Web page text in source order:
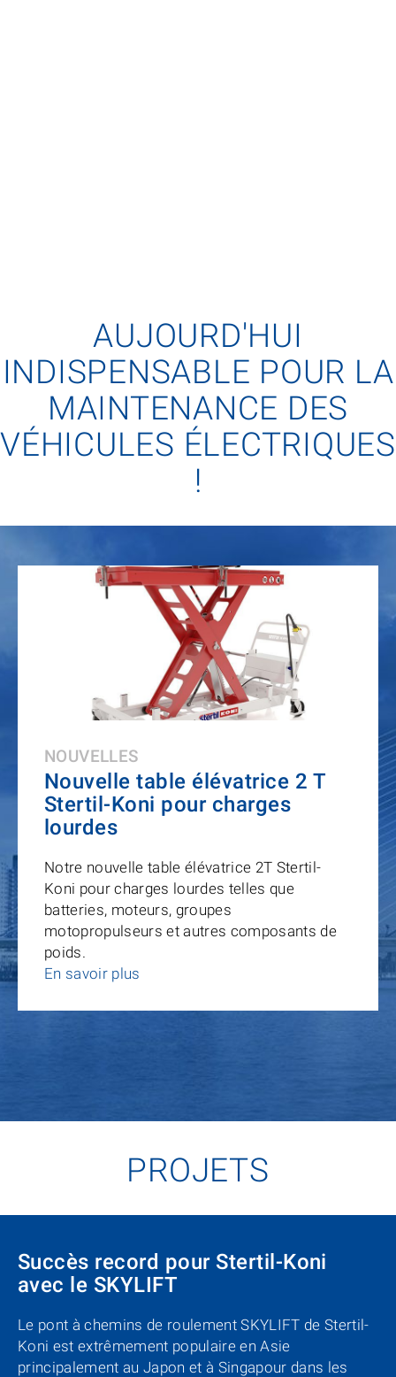
AUJOURD'HUI
INDISPENSABLE POUR LA
MAINTENANCE DES
VÉHICULES ÉLECTRIQUES
!
NOUVELLES
Nouvelle table élévatrice 2 T
Stertil-Koni pour charges
lourdes
Notre nouvelle table élévatrice 2T Stertil-
Koni pour charges lourdes telles que
batteries, moteurs, groupes
motopropulseurs et autres composants de
poids.
En savoir plus
PROJETS
Succès record pour Stertil-Koni
avec le SKYLIFT
Le pont à chemins de roulement SKYLIFT de Stertil-
Koni est extrêmement populaire en Asie
principalement au Japon et à Singapour dans les